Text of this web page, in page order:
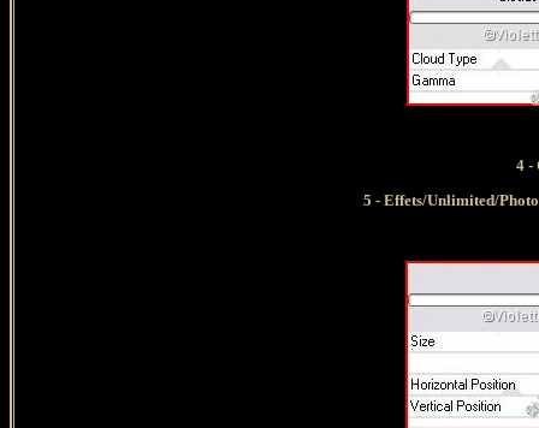
4 -
5 - Effets/Unlimited/